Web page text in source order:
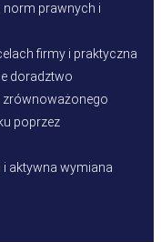
norm prawnych i
firmy i praktyczna
doradztwo
zrównoważonego
poprzez
aktywna wymiana